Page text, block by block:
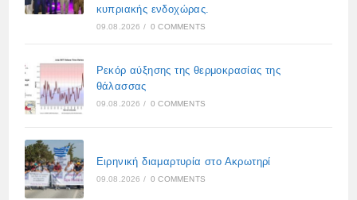
κυπριακής ενδοχώρας.
09.08.2026 / 0 COMMENTS
Ρεκόρ αύξησης της θερμοκρασίας της
θάλασσας
09.08.2026 / 0 COMMENTS
Ειρηνική διαμαρτυρία στο Ακρωτηρί
09.08.2026 / 0 COMMENTS